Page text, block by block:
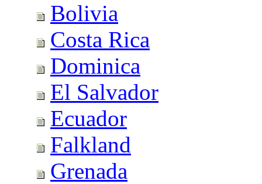
Bolivia
Costa Rica
Dominica
El Salvador
Ecuador
Falkland
Grenada